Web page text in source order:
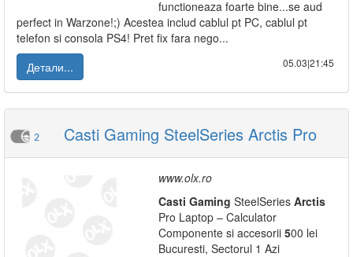
functioneaza foarte bine...se aud
perfect in Warzone!;) Acestea includ cablul pt PC, cablul pt
telefon si consola PS4! Pret fix fara nego...
Детали...
05.03|21:45
2 Casti Gaming SteelSeries Arctis Pro
www.olx.ro
Casti Gaming SteelSeries Arctis
Pro Laptop – Calculator
Componente si accesorii 500 lei
Bucuresti, Sectorul 1 Azi